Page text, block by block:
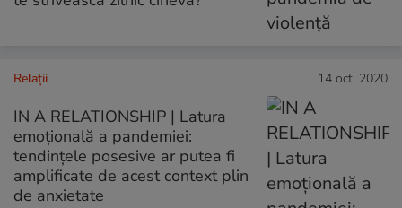
Relații 14 oct. 2020
IN A RELATIONSHIP | Latura
emoțională a pandemiei:
tendințele posesive ar putea fi
amplificate de acest context plin
de anxietate